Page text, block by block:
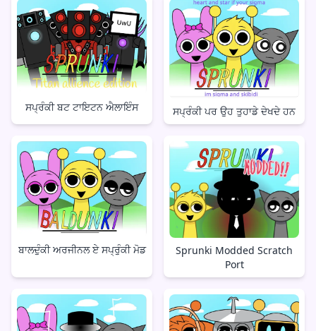
ਸਪ੍ਰੰਕੀ ਬਟ ਟਾਇਟਨ ਐਲਾਇੰਸ ਸਪ੍ਰੰਕੀ ਪਰ ਉਹ ਤੁਹਾਡੇ ਦੇਖਦੇ ਹਨ
ਬਾਲਦੁੰਕੀ ਅਰਜੀਨਲ ਏ ਸਪ੍ਰੁੰਕੀ ਮੋਡ
Sprunki Modded Scratch
Port